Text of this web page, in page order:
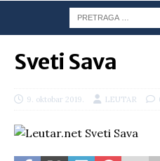
Sveti Sava
9. oktobar 2019. LEUTAR